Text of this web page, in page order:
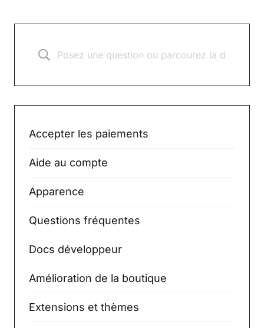
Accepter les paiements
Aide au compte
Apparence
Questions fréquentes
Docs développeur
Amélioration de la boutique
Extensions et thèmes